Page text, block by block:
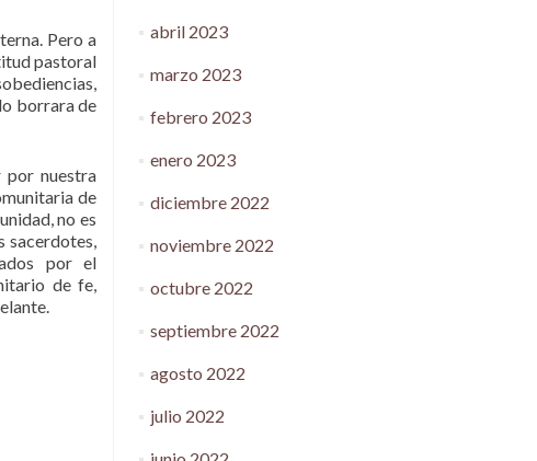
Pero a
pastoral
borrara de
por nuestra
de
no es
sacerdotes,
por el
de fe,
abril 2023
marzo 2023
febrero 2023
enero 2023
diciembre 2022
noviembre 2022
octubre 2022
septiembre 2022
agosto 2022
julio 2022